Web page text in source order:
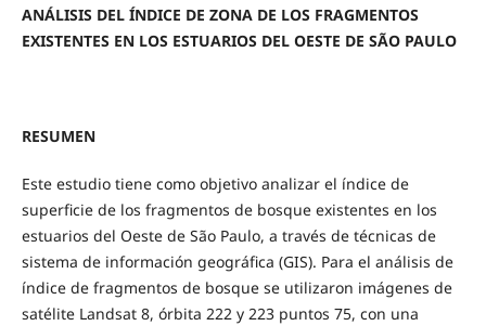
ANÁLISIS DEL ÍNDICE DE ZONA DE LOS FRAGMENTOS
EXISTENTES EN LOS ESTUARIOS DEL OESTE DE SÃO PAULO
RESUMEN
Este estudio tiene como objetivo analizar el índice de
superficie de los fragmentos de bosque existentes en los
estuarios del Oeste de São Paulo, a través de técnicas de
sistema de información geográfica (GIS). Para el análisis de
índice de fragmentos de bosque se utilizaron imágenes de
satélite Landsat 8, órbita 222 y 223 puntos 75, con una